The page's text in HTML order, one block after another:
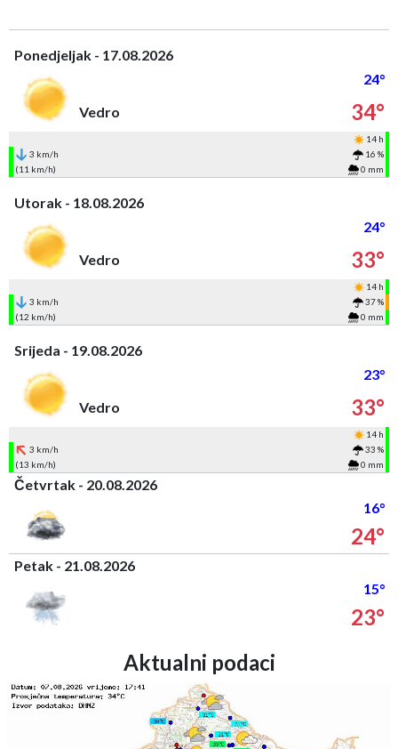
Ponedjeljak - 17.08.2026
24°
Vedro
34°
14 h
3 km/h
16 %
(11 km/h)
0 mm
Utorak - 18.08.2026
24°
Vedro
33°
14 h
3 km/h
37 %
(12 km/h)
0 mm
Srijeda - 19.08.2026
23°
Vedro
33°
14 h
3 km/h
33 %
(13 km/h)
0 mm
Četvrtak - 20.08.2026
16°
24°
Petak - 21.08.2026
15°
23°
Aktualni podaci